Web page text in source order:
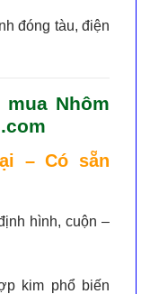
đóng tàu, điện
Nhôm
– Có sẵn
hình, cuộn –
kim phổ biến